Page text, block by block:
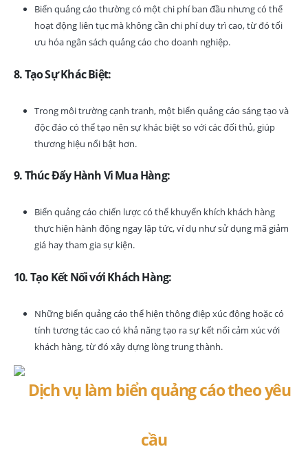
Biển quảng cáo thường có một chi phí ban đầu nhưng có thể
hoạt động liên tục mà không cần chi phí duy trì cao, từ đó tối
ưu hóa ngân sách quảng cáo cho doanh nghiệp.
8. Tạo Sự Khác Biệt:
Trong môi trường cạnh tranh, một biển quảng cáo sáng tạo và
độc đáo có thể tạo nên sự khác biệt so với các đối thủ, giúp
thương hiệu nổi bật hơn.
9. Thúc Đẩy Hành Vi Mua Hàng:
Biển quảng cáo chiến lược có thể khuyến khích khách hàng
thực hiện hành động ngay lập tức, ví dụ như sử dụng mã giảm
giá hay tham gia sự kiện.
10. Tạo Kết Nối với Khách Hàng:
Những biển quảng cáo thể hiện thông điệp xúc động hoặc có
tính tương tác cao có khả năng tạo ra sự kết nối cảm xúc với
khách hàng, từ đó xây dựng lòng trung thành.